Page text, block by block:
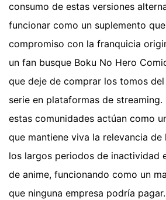
consumo de estas versiones
funcionar como un suplemento
compromiso con la franquicia
un fan busque Boku No Hero
que deje de comprar los tomos
serie en plataformas de
estas comunidades actúan como
que mantiene viva la relevancia de
los largos periodos de inactividad
de anime, funcionando como un
que ninguna empresa podría pagar.